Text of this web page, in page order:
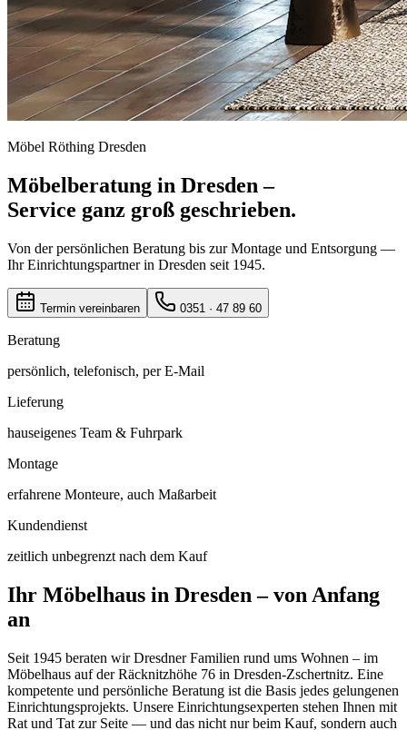
Möbel Röthing Dresden
Möbelberatung in Dresden –
Service ganz groß geschrieben.
Von der persönlichen Beratung bis zur Montage und Entsorgung —
Ihr Einrichtungspartner in Dresden seit 1945.
Termin vereinbaren 0351 · 47 89 60
Beratung
persönlich, telefonisch, per E-Mail
Lieferung
hauseigenes Team & Fuhrpark
Montage
erfahrene Monteure, auch Maßarbeit
Kundendienst
zeitlich unbegrenzt nach dem Kauf
Ihr Möbelhaus in Dresden – von Anfang
an
Seit 1945 beraten wir Dresdner Familien rund ums Wohnen – im
Möbelhaus auf der Räcknitzhöhe 76 in Dresden-Zschertnitz. Eine
kompetente und persönliche Beratung ist die Basis jedes gelungenen
Einrichtungsprojekts. Unsere Einrichtungsexperten stehen Ihnen mit
Rat und Tat zur Seite — und das nicht nur beim Kauf, sondern auch